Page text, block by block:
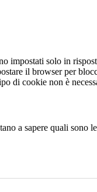
impostati solo in
il browser per
di cookie non è
a sapere quali sono